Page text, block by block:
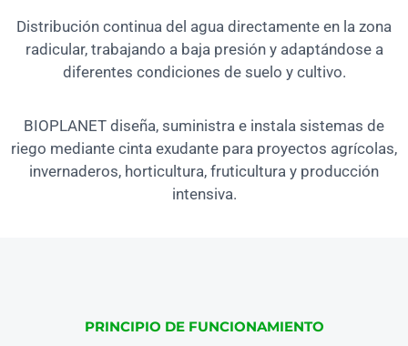
Distribución continua del agua directamente en la zona
radicular, trabajando a baja presión y adaptándose a
diferentes condiciones de suelo y cultivo.
BIOPLANET diseña, suministra e instala sistemas de
riego mediante cinta exudante para proyectos agrícolas,
invernaderos, horticultura, fruticultura y producción
intensiva.
PRINCIPIO DE FUNCIONAMIENTO